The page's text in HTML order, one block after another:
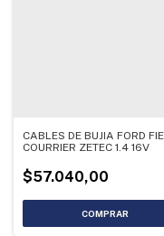
CABLES DE BUJIA FORD
COURRIER ZETEC 1.4 16V
$57.040,00